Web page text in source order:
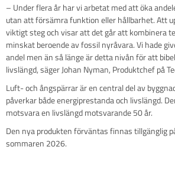
– Under flera år har vi arbetat med att öka
utan att försämra funktion eller hållbarhet. Att
viktigt steg och visar att det går att kombinera
minskat beroende av fossil nyråvara. Vi hade
andel men än så länge är detta nivån för att
livslängd, säger Johan Nyman, Produktchef på
Luft- och ångspärrar är en central del av
påverkar både energiprestanda och livslängd.
motsvara en livslängd motsvarande 50 år.
Den nya produkten förväntas finnas tillgänglig
sommaren 2026.